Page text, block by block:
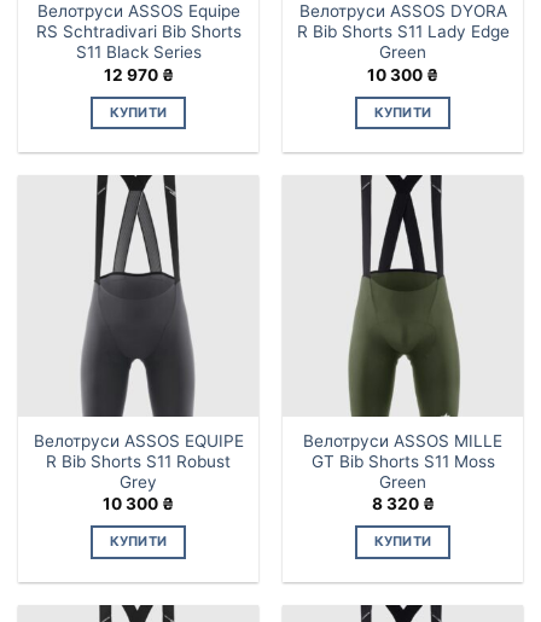
Велотруси ASSOS Equipe
RS Schtradivari Bib Shorts
S11 Black Series
12 970 ₴
КУПИТИ
Велотруси ASSOS DYORA
R Bib Shorts S11 Lady Edge
Green
10 300 ₴
КУПИТИ
Велотруси ASSOS EQUIPE
R Bib Shorts S11 Robust
Grey
10 300 ₴
КУПИТИ
Велотруси ASSOS MILLE
GT Bib Shorts S11 Moss
Green
8 320 ₴
КУПИТИ